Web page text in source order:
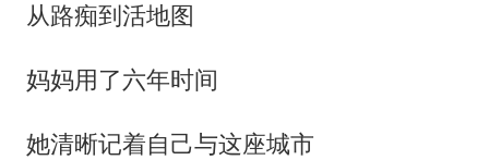
从路痴到活地图
妈妈用了六年时间
她清晰记着自己与这座城市